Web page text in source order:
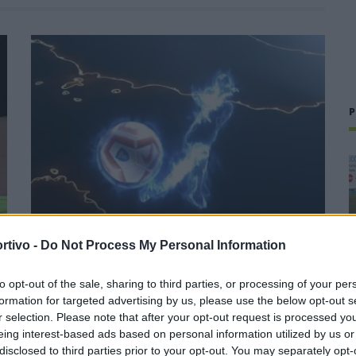
- Do Not Process My Personal Information
opt-out of the sale, sharing to third parties, or processing of your
for targeted advertising by us, please use the below opt-out
selection. Please note that after your opt-out request is processed
interest-based ads based on personal information utilized by us
to third parties prior to your opt-out. You may separately
Promosse in Seconda le prime 5 dei playoff di
Terza categoria
18 Giu 2026
Il Comitato Regionale ha ufficializzato cinque promozioni in